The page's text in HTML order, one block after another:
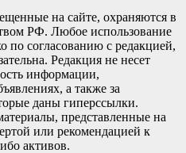
на сайте, охраняются в
РФ. Любое использование
по согласованию с редакцией,
Редакция не несет
информации,
а также за
даны гиперссылки.
представленные на
или рекомендацией к
активов.